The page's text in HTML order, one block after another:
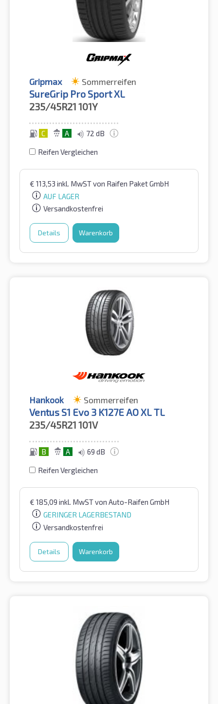
Gripmax Sommerreifen
SureGrip Pro Sport XL
235/45R21 101Y
C A 72 dB
Reifen Vergleichen
€ 113,53 inkl. MwSTvon Raifen Paket GmbH
AUF LAGER
Versandkostenfrei
Details Warenkorb
Hankook Sommerreifen
Ventus S1 Evo 3 K127E AO XL TL
235/45R21 101V
B A 69 dB
Reifen Vergleichen
€ 185,09 inkl. MwSTvon Auto-Raifen GmbH
GERINGER LAGERBESTAND
Versandkostenfrei
Details Warenkorb